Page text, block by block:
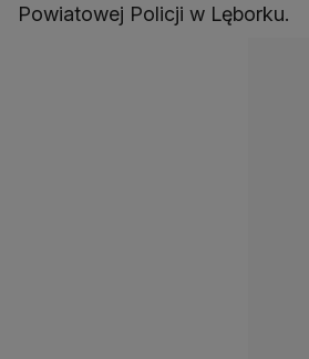
Powiatowej Policji w Lęborku.